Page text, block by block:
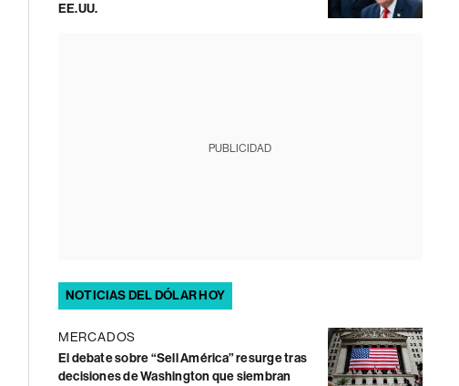
EE.UU.
PUBLICIDAD
NOTICIAS DEL DÓLAR HOY
MERCADOS
El debate sobre “Sell América” resurge tras
decisiones de Washington que siembran